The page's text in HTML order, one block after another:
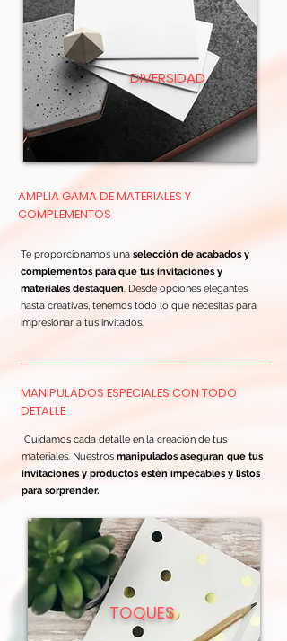
DIVERSIDAD
AMPLIA GAMA DE MATERIALES Y
COMPLEMENTOS
Te proporcionamos una selección de acabados y
complementos para que tus invitaciones y
materiales destaquen. Desde opciones elegantes
hasta creativas, tenemos todo lo que necesitas para
impresionar a tus invitados.
MANIPULADOS ESPECIALES CON TODO
DETALLE
Cuidamos cada detalle en la creación de tus
materiales. Nuestros manipulados aseguran que tus
invitaciones y productos estén impecables y listos
para sorprender.
TOQUES